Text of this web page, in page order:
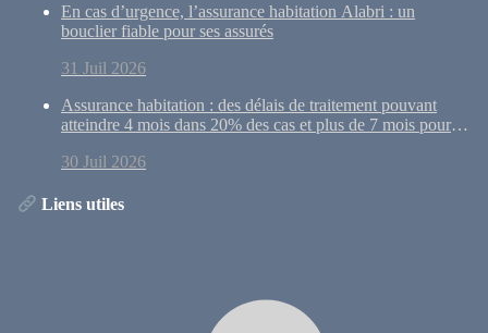
En cas d’urgence, l’assurance habitation Alabri : un
bouclier fiable pour ses assurés
31 Juil 2026
Assurance habitation : des délais de traitement pouvant
atteindre 4 mois dans 20% des cas et plus de 7 mois pour
30 Juil 2026
Liens utiles